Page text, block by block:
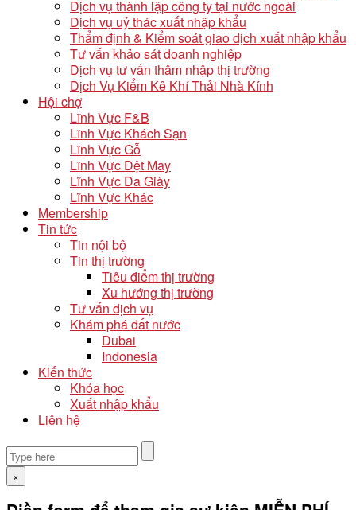
Dịch vụ thành lập công ty tại nước ngoài
Dịch vụ uỷ thác xuất nhập khẩu
Thẩm định & Kiểm soát giao dịch xuất nhập khẩu
Tư vấn khảo sát doanh nghiệp
Dịch vụ tư vấn thâm nhập thị trường
Dịch Vụ Kiểm Kê Khí Thải Nhà Kính
Hội chợ
Lĩnh Vực F&B
Lĩnh Vực Khách Sạn
Lĩnh Vực Gỗ
Lĩnh Vực Dệt May
Lĩnh Vực Da Giày
Lĩnh Vực Khác
Membership
Tin tức
Tin nội bộ
Tin thị trường
Tiêu điểm thị trường
Xu hướng thị trường
Tư vấn dịch vụ
Khám phá đất nước
Dubai
Indonesia
Kiến thức
Khóa học
Xuất nhập khẩu
Liên hệ
×